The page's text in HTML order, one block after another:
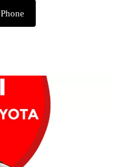
Phone